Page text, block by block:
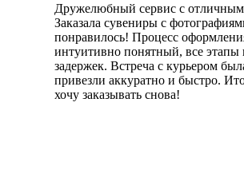
Дружелюбный сервис с отличным
Заказала сувениры с
понравилось! Процесс
интуитивно понятный, все этапы
задержек. Встреча с курьером
привезли аккуратно и быстро.
хочу заказывать снова!